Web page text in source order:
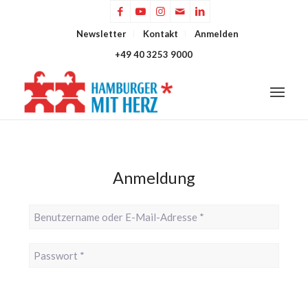
Newsletter Kontakt
Anmelden
+49 40 3253 9000
Anmeldung
Benutzername oder E-Mail-Adresse
Passwort *